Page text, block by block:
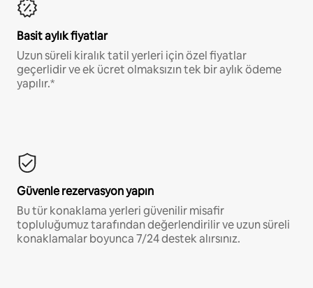
Basit aylık fiyatlar
Uzun süreli kiralık tatil yerleri için özel fiyatlar
geçerlidir ve ek ücret olmaksızın tek bir aylık ödeme
yapılır.*
Güvenle rezervasyon yapın
Bu tür konaklama yerleri güvenilir misafir
topluluğumuz tarafından değerlendirilir ve uzun süreli
konaklamalar boyunca 7/24 destek alırsınız.